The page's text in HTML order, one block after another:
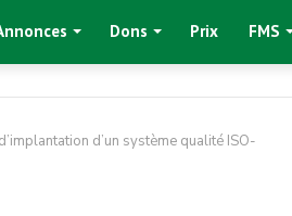
Dons Prix FMS
d’un système qualité ISO-